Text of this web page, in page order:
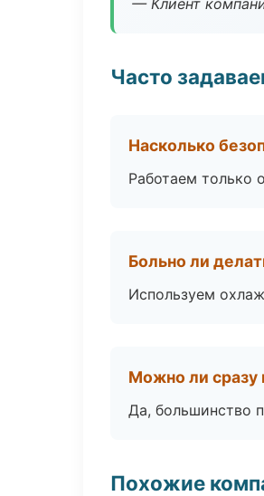
— Клиент
Часто
Насколько
Работаем только
Больно ли
Используем
Можно ли сразу
Да, большинство
Похожие